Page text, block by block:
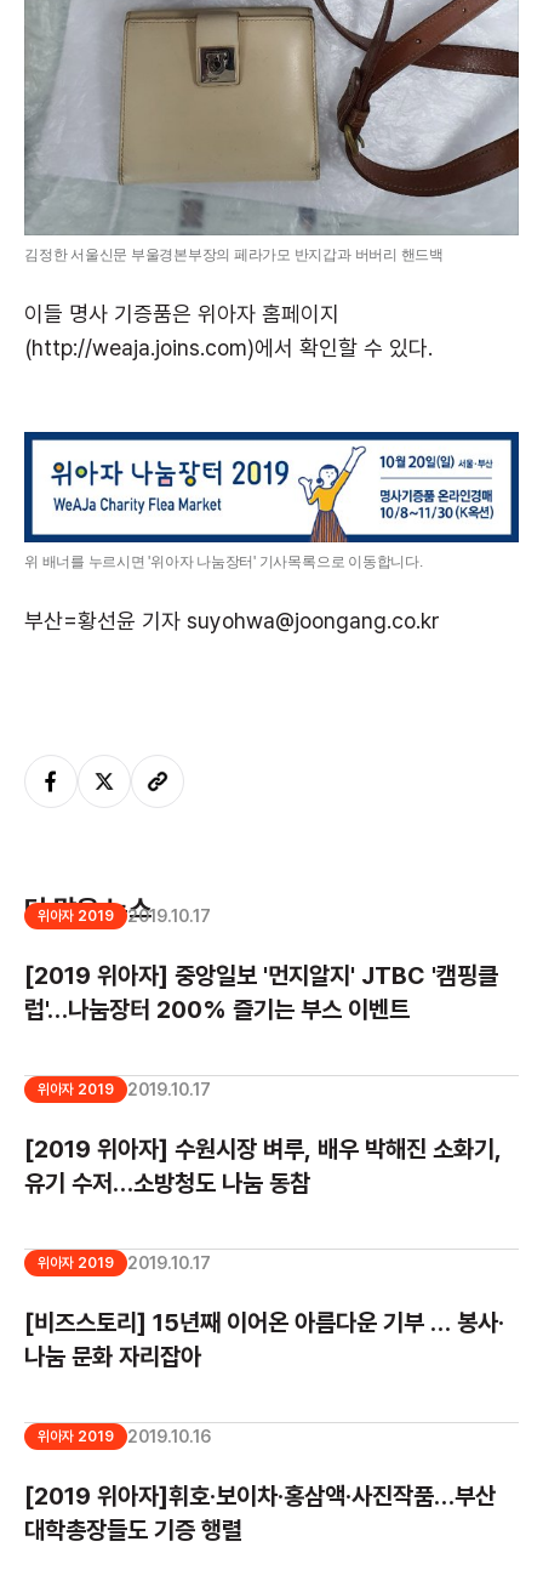
김정한 서울신문 부울경본부장의 페라가모 반지갑과 버버리 핸드백
이들 명사 기증품은 위아자 홈페이지
(http://weaja.joins.com)에서 확인할 수 있다.
위 배너를 누르시면 '위아자 나눔장터' 기사목록으로 이동합니다.
부산=황선윤 기자 suyohwa@joongang.co.kr
더 많은 뉴스
위아자 2019 2019.10.17
[2019 위아자] 중앙일보 '먼지알지' JTBC '캠핑클
럽'…나눔장터 200% 즐기는 부스 이벤트
위아자 2019 2019.10.17
[2019 위아자] 수원시장 벼루, 배우 박해진 소화기,
유기 수저…소방청도 나눔 동참
위아자 2019 2019.10.17
[비즈스토리] 15년째 이어온 아름다운 기부 … 봉사·
나눔 문화 자리잡아
위아자 2019 2019.10.16
[2019 위아자]휘호·보이차·홍삼액·사진작품…부산
대학총장들도 기증 행렬